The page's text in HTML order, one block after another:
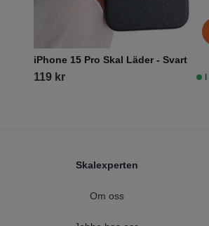
iPhone 15 Pro Skal Läder - Svart
119 kr
Skalexperten
Om oss